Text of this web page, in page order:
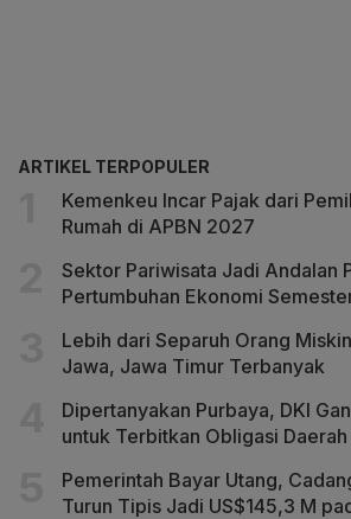
ARTIKEL TERPOPULER
Kemenkeu Incar Pajak dari
Rumah di APBN 2027
Sektor Pariwisata Jadi Andalan
Pertumbuhan Ekonomi
Lebih dari Separuh Orang
Jawa, Jawa Timur Terbanyak
Dipertanyakan Purbaya, DKI
untuk Terbitkan Obligasi Daerah
Pemerintah Bayar Utang,
Turun Tipis Jadi US$145,3 M